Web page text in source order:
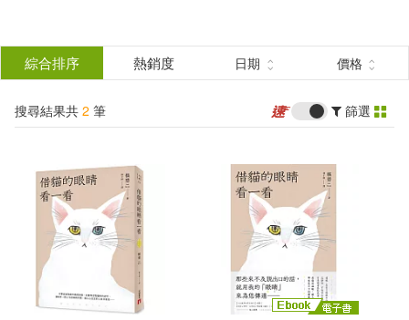
結
分類 (單選)
所有商品(2) 圖書(1)
電子書(1)
作者 (可複選)
綜合排序 熱銷度 日期 價格
搜尋結果共 2 筆 篩選